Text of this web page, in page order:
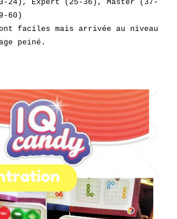
24), Expert (25-36), Master (37-
60)
faciles mais arrivée au niveau
peiné.